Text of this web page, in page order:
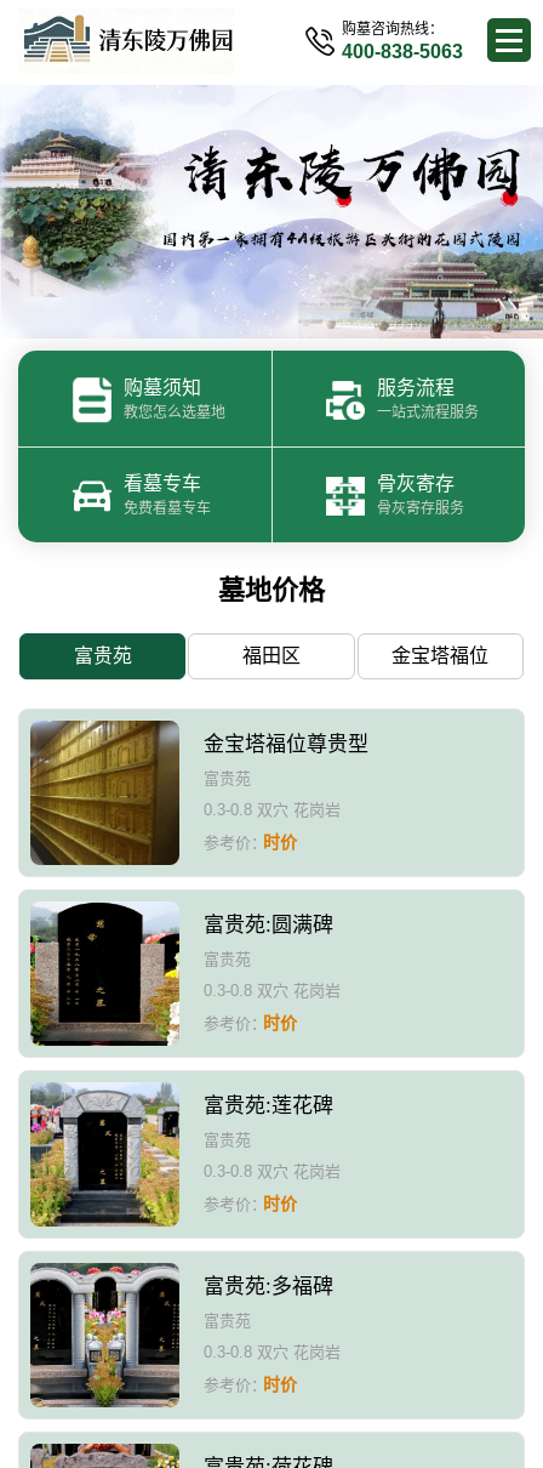
购墓咨询热线：
400-838-5063
购墓须知
教您怎么选墓地
服务流程
一站式流程服务
看墓专车
免费看墓专车
骨灰寄存
骨灰寄存服务
墓地价格
富贵苑 福田区 金宝塔福位
金宝塔福位尊贵型
富贵苑
0.3-0.8 双穴 花岗岩
参考价：时价
富贵苑:圆满碑
富贵苑
0.3-0.8 双穴 花岗岩
参考价：时价
富贵苑:莲花碑
富贵苑
0.3-0.8 双穴 花岗岩
参考价：时价
富贵苑:多福碑
富贵苑
0.3-0.8 双穴 花岗岩
参考价：时价